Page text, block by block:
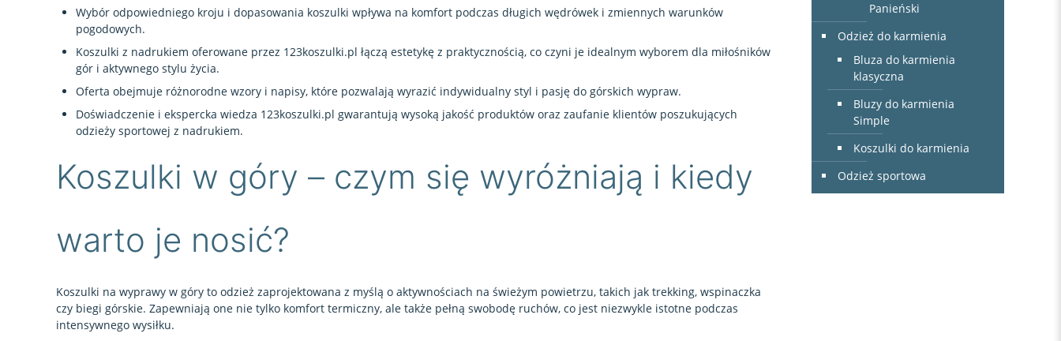
Wybór odpowiedniego kroju i dopasowania koszulki wpływa na komfort podczas długich wędrówek i zmiennych warunków
pogodowych.
Koszulki z nadrukiem oferowane przez 123koszulki.pl łączą estetykę z praktycznością, co czyni je idealnym wyborem dla miłośników
gór i aktywnego stylu życia.
Oferta obejmuje różnorodne wzory i napisy, które pozwalają wyrazić indywidualny styl i pasję do górskich wypraw.
Doświadczenie i ekspercka wiedza 123koszulki.pl gwarantują wysoką jakość produktów oraz zaufanie klientów poszukujących
odzieży sportowej z nadrukiem.
Koszulki w góry – czym się wyróżniają i kiedy
warto je nosić?
Koszulki na wyprawy w góry to odzież zaprojektowana z myślą o aktywnościach na świeżym powietrzu, takich jak trekking, wspinaczka
czy biegi górskie. Zapewniają one nie tylko komfort termiczny, ale także pełną swobodę ruchów, co jest niezwykle istotne podczas
intensywnego wysiłku.
Panieński
Odzież do karmienia
Bluza do karmienia
klasyczna
Bluzy do karmienia
Simple
Koszulki do karmienia
Odzież sportowa